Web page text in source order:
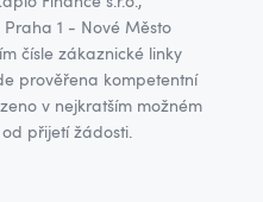
Praha 1 - Nové Město
čísle zákaznické linky
prověřena kompetentní
v nejkratším možném
přijetí žádosti.